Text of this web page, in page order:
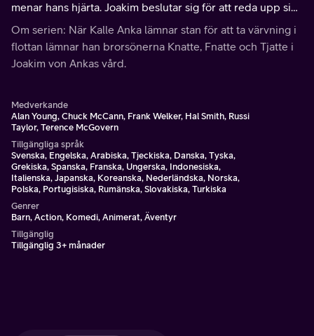
menar hans hjärta. Joakim beslutar sig för att reda upp sina
affärer och sätter därför Fenton på att placera pengarna i
en dator.
Om serien: När Kalle Anka lämnar stan för att ta värvning i
flottan lämnar han brorsönerna Knatte, Fnatte och Tjatte i
Joakim von Ankas vård.
Medverkande
Alan Young, Chuck McCann, Frank Welker, Hal Smith, Russi
Taylor, Terence McGovern
Tillgängliga språk
Svenska, Engelska, Arabiska, Tjeckiska, Danska, Tyska,
Grekiska, Spanska, Franska, Ungerska, Indonesiska,
Italienska, Japanska, Koreanska, Nederländska, Norska,
Polska, Portugisiska, Rumänska, Slovakiska, Turkiska
Genrer
Barn, Action, Komedi, Animerat, Äventyr
Tillgänglig
Tillgänglig 3+ månader